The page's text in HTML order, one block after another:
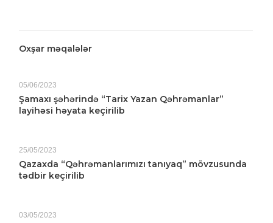
Oxşar məqalələr
05/06/2023
Şamaxı şəhərində “Tarix Yazan Qəhrəmanlar”
layihəsi həyata keçirilib
25/05/2023
Qazaxda “Qəhrəmanlarımızı tanıyaq” mövzusunda
tədbir keçirilib
03/05/2023